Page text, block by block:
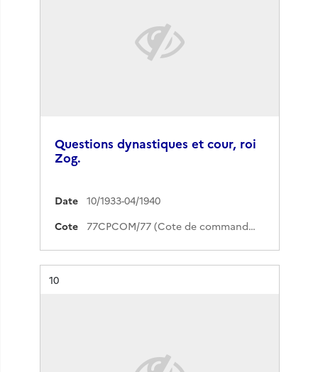
Questions dynastiques et cour, roi
Zog.
Date
10/1933-04/1940
Cote
77CPCOM/77 (Cote de commande)
Résultat n°
10